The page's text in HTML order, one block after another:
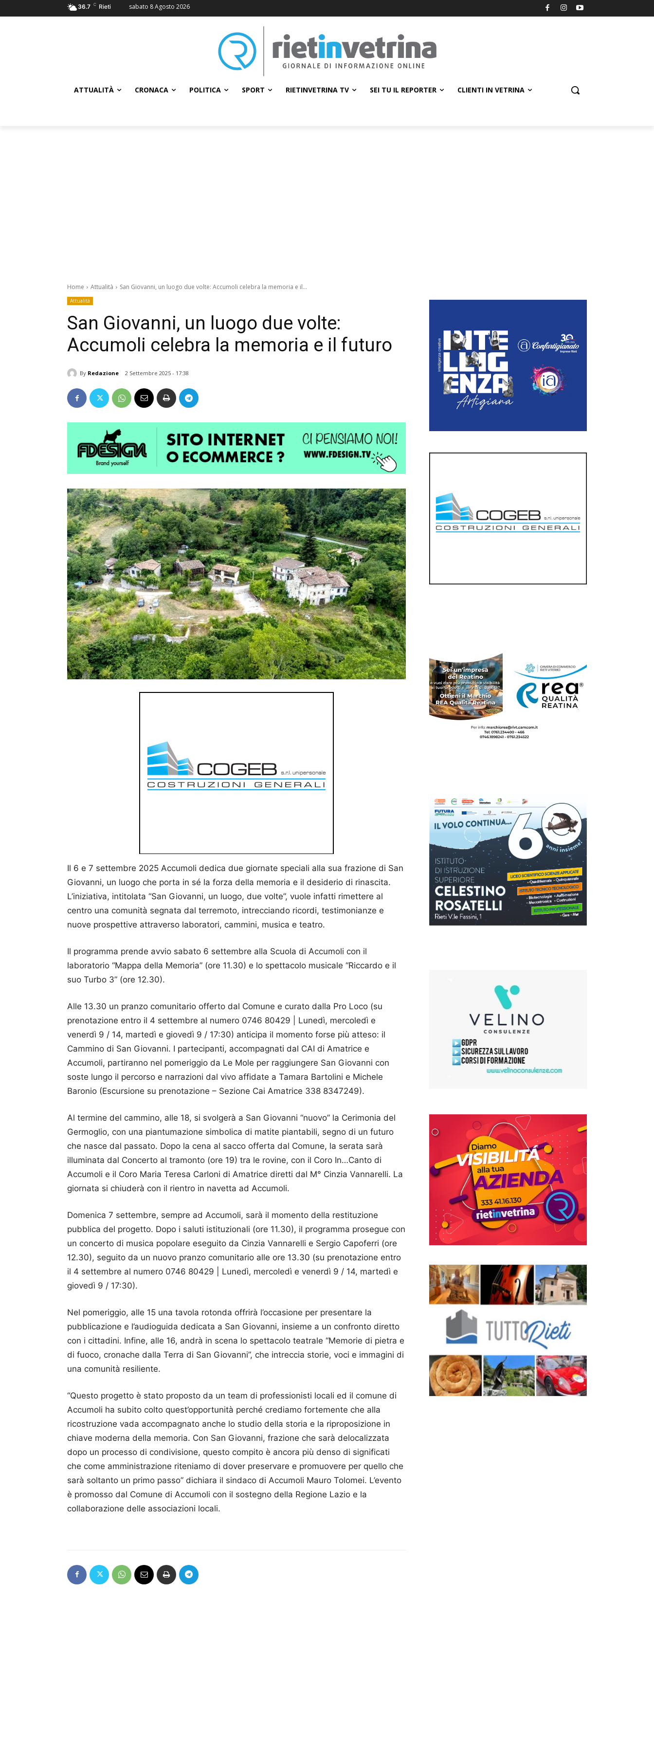
36.7 C Rieti sabato 8 Agosto 2026
ATTUALITÀ CRONACA POLITICA SPORT RIETINVETRINA TV SEI TU IL REPORTER CLIENTI IN VETRINA
Home Attualità San Giovanni, un luogo due volte: Accumoli celebra la memoria e il...
Attualità
San Giovanni, un luogo due volte:
Accumoli celebra la memoria e il futuro
By Redazione 2 Settembre 2025 - 17:38
Il 6 e 7 settembre 2025 Accumoli dedica due giornate speciali alla sua frazione di San
Giovanni, un luogo che porta in sé la forza della memoria e il desiderio di rinascita.
L’iniziativa, intitolata “San Giovanni, un luogo, due volte”, vuole infatti rimettere al
centro una comunità segnata dal terremoto, intrecciando ricordi, testimonianze e
nuove prospettive attraverso laboratori, cammini, musica e teatro.
Il programma prende avvio sabato 6 settembre alla Scuola di Accumoli con il
laboratorio “Mappa della Memoria” (ore 11.30) e lo spettacolo musicale “Riccardo e il
suo Turbo 3” (ore 12.30).
Alle 13.30 un pranzo comunitario offerto dal Comune e curato dalla Pro Loco (su
prenotazione entro il 4 settembre al numero 0746 80429 | Lunedì, mercoledì e
venerdì 9 / 14, martedì e giovedì 9 / 17:30) anticipa il momento forse più atteso: il
Cammino di San Giovanni. I partecipanti, accompagnati dal CAI di Amatrice e
Accumoli, partiranno nel pomeriggio da Le Mole per raggiungere San Giovanni con
soste lungo il percorso e narrazioni dal vivo affidate a Tamara Bartolini e Michele
Baronio (Escursione su prenotazione – Sezione Cai Amatrice 338 8347249).
Al termine del cammino, alle 18, si svolgerà a San Giovanni “nuovo” la Cerimonia del
Germoglio, con una piantumazione simbolica di matite piantabili, segno di un futuro
che nasce dal passato. Dopo la cena al sacco offerta dal Comune, la serata sarà
illuminata dal Concerto al tramonto (ore 19) tra le rovine, con il Coro In…Canto di
Accumoli e il Coro Maria Teresa Carloni di Amatrice diretti dal M° Cinzia Vannarelli. La
giornata si chiuderà con il rientro in navetta ad Accumoli.
Domenica 7 settembre, sempre ad Accumoli, sarà il momento della restituzione
pubblica del progetto. Dopo i saluti istituzionali (ore 11.30), il programma prosegue con
un concerto di musica popolare eseguito da Cinzia Vannarelli e Sergio Capoferri (ore
12.30), seguito da un nuovo pranzo comunitario alle ore 13.30 (su prenotazione entro
il 4 settembre al numero 0746 80429 | Lunedì, mercoledì e venerdì 9 / 14, martedì e
giovedì 9 / 17:30).
Nel pomeriggio, alle 15 una tavola rotonda offrirà l’occasione per presentare la
pubblicazione e l’audioguida dedicata a San Giovanni, insieme a un confronto diretto
con i cittadini. Infine, alle 16, andrà in scena lo spettacolo teatrale “Memorie di pietra e
di fuoco, cronache dalla Terra di San Giovanni”, che intreccia storie, voci e immagini di
una comunità resiliente.
“Questo progetto è stato proposto da un team di professionisti locali ed il comune di
Accumoli ha subito colto quest’opportunità perché crediamo fortemente che alla
ricostruzione vada accompagnato anche lo studio della storia e la riproposizione in
chiave moderna della memoria. Con San Giovanni, frazione che sarà delocalizzata
dopo un processo di condivisione, questo compito è ancora più denso di significati
che come amministrazione riteniamo di dover preservare e promuovere per quello che
sarà soltanto un primo passo” dichiara il sindaco di Accumoli Mauro Tolomei. L’evento
è promosso dal Comune di Accumoli con il sostegno della Regione Lazio e la
collaborazione delle associazioni locali.